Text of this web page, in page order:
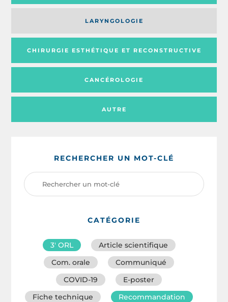
AUTRE
LARYNGOLOGIE
CHIRURGIE ESTHÉTIQUE ET RECONSTRUCTIVE
CANCÉROLOGIE
RECHERCHER UN MOT-CLÉ
CATÉGORIE
3′ ORL
Article scientifique
Com. orale
Communiqué
COVID-19
E-poster
Fiche technique
Recommandation